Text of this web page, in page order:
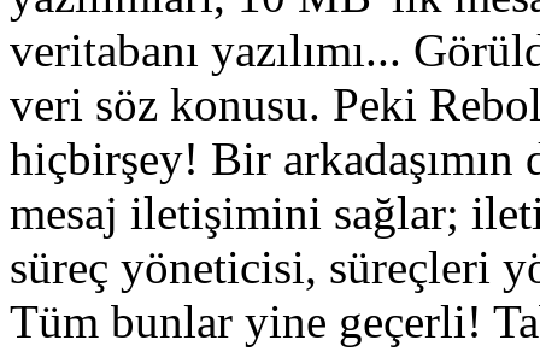
veritabanı yazılımı...
veri söz konusu. Peki
hiçbirşey! Bir arkadaşımın
mesaj iletişimini sağlar;
süreç yöneticisi, süreçleri
Tüm bunlar yine geçerli!